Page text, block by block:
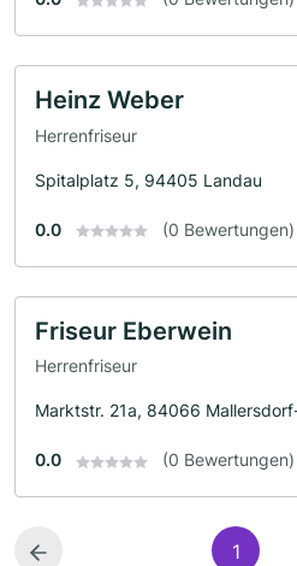
Heinz Weber
Herrenfriseur
Spitalplatz 5, 94405 Landau
0.0 (0 Bewertungen)
Friseur Eberwein
Herrenfriseur
Marktstr. 21a, 84066
0.0 (0 Bewertungen)
1